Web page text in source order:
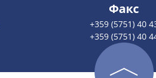
Факс
+359 (5751) 40
+359 (5751) 40